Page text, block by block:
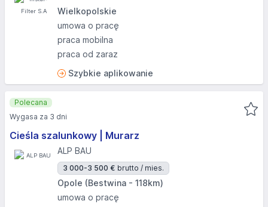
Wielkopolskie
umowa o pracę
praca mobilna
praca od zaraz
Szybkie aplikowanie
Cieśla szalunkowy | Murarz
ALP BAU
3 000-3 500 € brutto / mies.
Opole (Bestwina - 118km)
umowa o pracę
Polecana
Wygasa za 3 dni